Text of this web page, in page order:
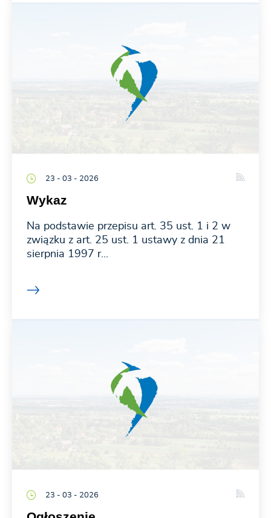
23 - 03 - 2026
Wykaz
Na podstawie przepisu art. 35 ust. 1 i 2 w
związku z art. 25 ust. 1 ustawy z dnia 21
sierpnia 1997 r...
23 - 03 - 2026